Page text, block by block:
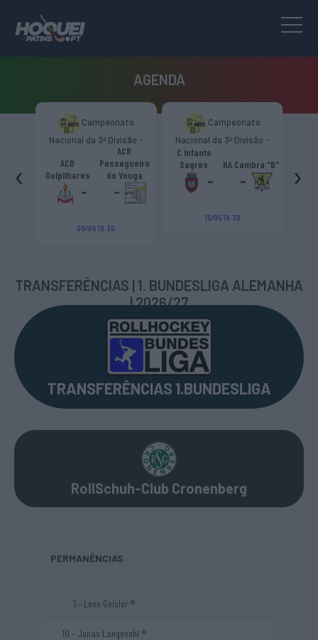
AGENDA
"B"
Campeonato
Nacional da 3ª Divisão -
Zona Norte “B”
ACD
Gulpilhares
-
ACR
Pessegueiro
do Vouga
-
09/05 18:30
Campeonato
Nacional da 3ª Divisão -
Zona Norte “B”
C Infante
Sagres
-
HA Cambra "B"
-
15/05 18:30
‹ ›
TRANSFERÊNCIAS | 1. BUNDESLIGA ALEMANHA
| 2026/27
TRANSFERÊNCIAS 1.BUNDESLIGA
RollSchuh-Club Cronenberg
PERMANÊNCIAS
1 – Leon Geisler ®
10 – Jonas Langenohl ®